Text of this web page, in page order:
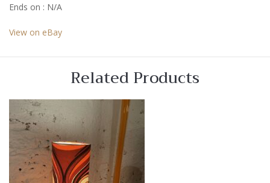
Ends on : N/A
View on eBay
Related Products